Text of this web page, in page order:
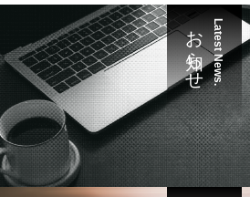
Latest News.
お知らせ